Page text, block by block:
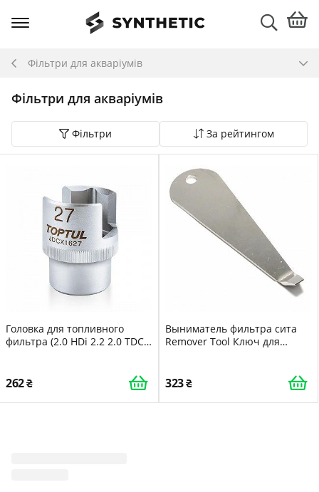
Фільтри для акваріумів
Фільтри для акваріумів
Фільтри За рейтингом
Головка для топливного
фильтра (2.0 HDi 2.2 2.0 TDCi
262
Выниматель фильтра сита
Remover Tool Ключ для
323